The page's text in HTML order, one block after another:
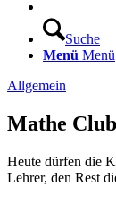
Suche
Menü Menü
Allgemein
Mathe Club
Heute dürfen die
Lehrer, den Rest